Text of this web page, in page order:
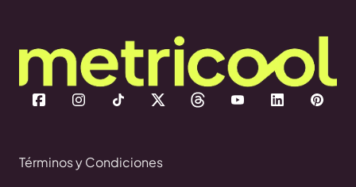
Términos y Condiciones